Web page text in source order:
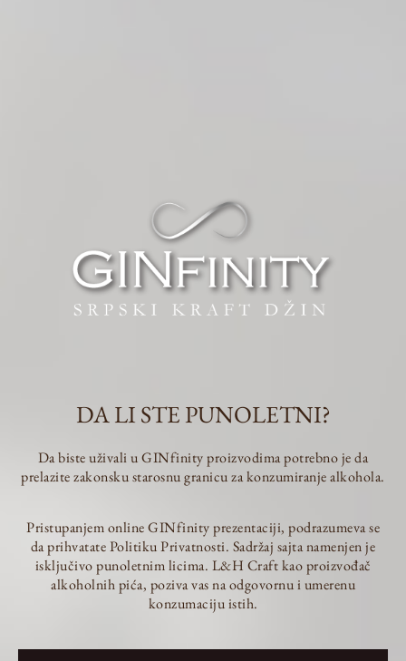
DA LI STE PUNOLETNI?
Da biste uživali u GINfinity proizvodima potrebno je da
prelazite zakonsku starosnu granicu za konzumiranje alkohola.
Pristupanjem online GINfinity prezentaciji, podrazumeva se
da prihvatate Politiku Privatnosti. Sadržaj sajta namenjen je
isključivo punoletnim licima. L&H Craft kao proizvođač
alkoholnih pića, poziva vas na odgovornu i umerenu
konzumaciju istih.